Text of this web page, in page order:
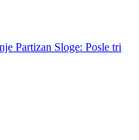
Partizan Sloge: Posle tri